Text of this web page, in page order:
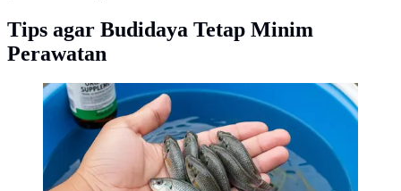
Tips agar Budidaya Tetap Minim
Perawatan